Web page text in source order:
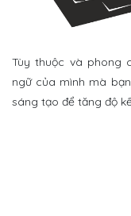
Tùy thuộc và phong
ngữ của mình mà
sáng tạo để tăng độ